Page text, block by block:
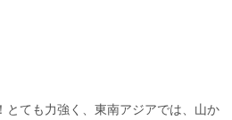
とても力強く、東南アジアでは、山か